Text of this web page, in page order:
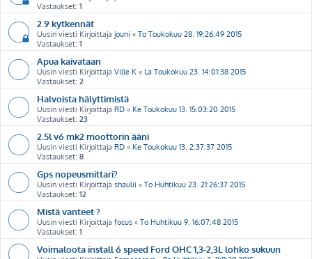
Vastaukset: 1
2.9 kytkennät
Uusin viesti Kirjoittaja jouni « To Toukokuu 28. 19:26:49 2015
Vastaukset: 1
Apua kaivataan
Uusin viesti Kirjoittaja Ville K « La Toukokuu 23. 14:01:38 2015
Vastaukset: 2
Halvoista hälyttimistä
Uusin viesti Kirjoittaja RD « Ke Toukokuu 13. 15:03:20 2015
Vastaukset: 23
2.5l v6 mk2 moottorin ääni
Uusin viesti Kirjoittaja RD « Ke Toukokuu 13. 2:37:37 2015
Vastaukset: 8
Gps nopeusmittari?
Uusin viesti Kirjoittaja shaulii « To Huhtikuu 23. 21:26:37 2015
Vastaukset: 12
Mistä vanteet ?
Uusin viesti Kirjoittaja focus « To Huhtikuu 9. 16:07:48 2015
Vastaukset: 1
Voimaloota install 6 speed Ford OHC 1,3-2,3L lohko sukuun